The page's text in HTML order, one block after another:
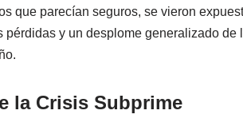
que parecían seguros, se vieron
pérdidas y un desplome generalizado
la Crisis Subprime